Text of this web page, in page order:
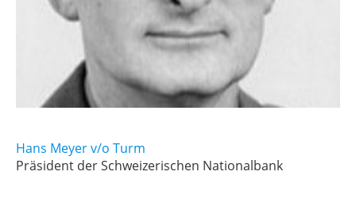
Hans Meyer v/o Turm
Präsident der Schweizerischen Nationalbank